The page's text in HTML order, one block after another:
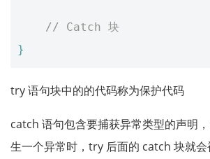
// Catch 块
}
try 语句块中的的代码称为保护代码
catch 语句包含要捕获异常类型的声明
生一个异常时，try 后面的 catch 块就会